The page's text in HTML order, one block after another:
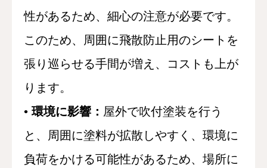
性があるため、細心の注意が必要です。
このため、周囲に飛散防止用のシートを
張り巡らせる手間が増え、コストも上が
ります。
• 環境に影響： 屋外で吹付塗装を行う
と、周囲に塗料が拡散しやすく、環境に
負荷をかける可能性があるため、場所に